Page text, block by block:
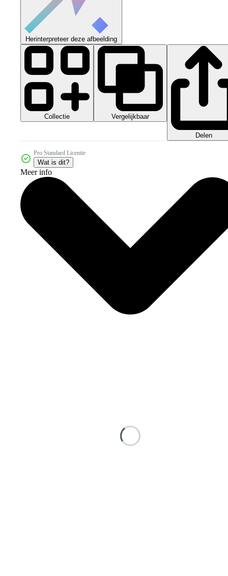
Herinterpreteer deze afbeelding
Collectie Vergelijkbaar
Delen
Pro Standard Licentie
Wat is dit?
Meer info